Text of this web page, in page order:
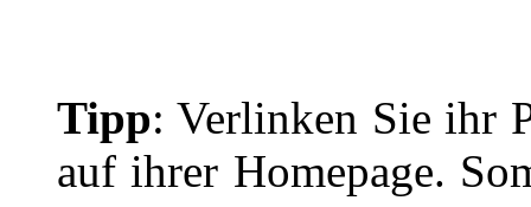
Tipp: Verlinken Sie ihr
auf ihrer Homepage.